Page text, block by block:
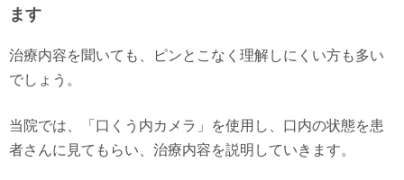
ます
治療内容を聞いても、ピンとこなく理解しにくい方も多い
でしょう。
当院では、「口くう内カメラ」を使用し、口内の状態を患
者さんに見てもらい、治療内容を説明していきます。